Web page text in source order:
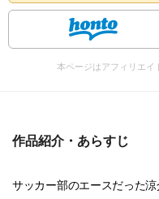
本ページはアフィリエイ
作品紹介・あらすじ
サッカー部のエースだった